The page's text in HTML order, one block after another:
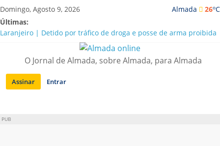
Saltar
para
conteúdo
Almada 26oC
Domingo, Agosto 9, 2026
Últimas:
Laranjeiro | Detido por tráfico de droga e posse de arma proibida
A “crise” da água em Almada: ilações e ensinamentos necessários
Costa da Caparica | Polícia Marítima e ASAE detectam
irregularidades em habitações e restaurantes
APA diz que falta de água em Almada “foi um problema de má
O Jornal de Almada, sobre Almada, para Almada
Assinar Entrar
PUB